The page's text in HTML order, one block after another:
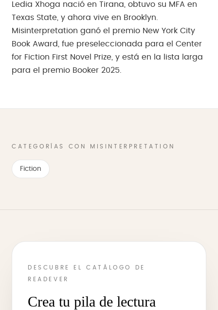
Ledia Xhoga nació en Tirana, obtuvo su MFA en
Texas State, y ahora vive en Brooklyn.
Misinterpretation ganó el premio New York City
Book Award, fue preseleccionada para el Center
for Fiction First Novel Prize, y está en la lista larga
para el premio Booker 2025.
CATEGORÍAS CON MISINTERPRETATION
Fiction
DESCUBRE EL CATÁLOGO DE
READEVER
Crea tu pila de lectura